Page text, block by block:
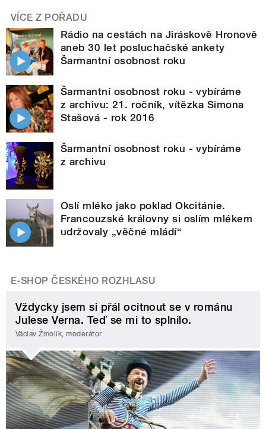
VÍCE Z POŘADU
Rádio na cestách na Jiráskově Hronově
aneb 30 let posluchačské ankety
Šarmantní osobnost roku
Šarmantní osobnost roku - vybíráme
z archivu: 21. ročník, vítězka Simona
Stašová - rok 2016
Šarmantní osobnost roku - vybíráme
z archivu
Oslí mléko jako poklad Okcitánie.
Francouzské královny si oslím mlékem
udržovaly „věčné mládí“
E-SHOP ČESKÉHO ROZHLASU
Vždycky jsem si přál ocitnout se v románu
Julese Verna. Teď se mi to splnilo.
Václav Žmolík, moderátor